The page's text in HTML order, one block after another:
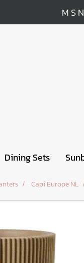
M S
Dining Sets
Capi Europe NL